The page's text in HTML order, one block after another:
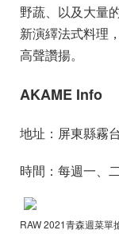
野蔬、以及大量
新演繹法式料理
高聲讚揚。
AKAME Info
地址：屏東縣霧
時間：每週一、
RAW 2021青森週菜單